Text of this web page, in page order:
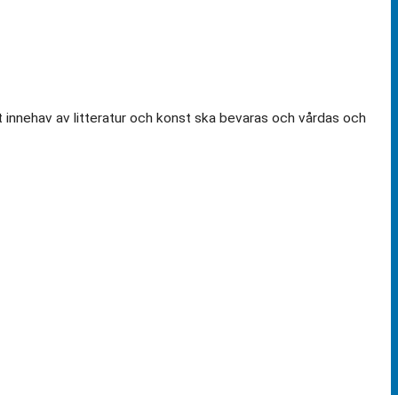
av litteratur och konst ska bevaras och vårdas och